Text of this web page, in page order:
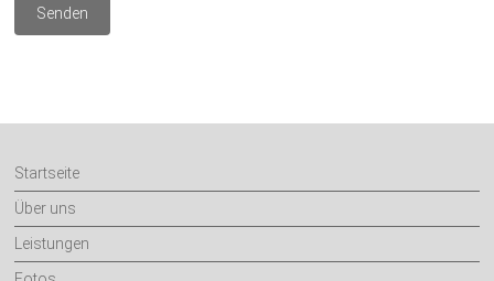
Startseite
Über uns
Leistungen